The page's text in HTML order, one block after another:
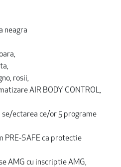
neagra
rosii,
AIR BODY CONTROL,
se/ectarea ce/or 5 programe
PRE-SAFE ca protectie
AMG cu inscriptie AMG,